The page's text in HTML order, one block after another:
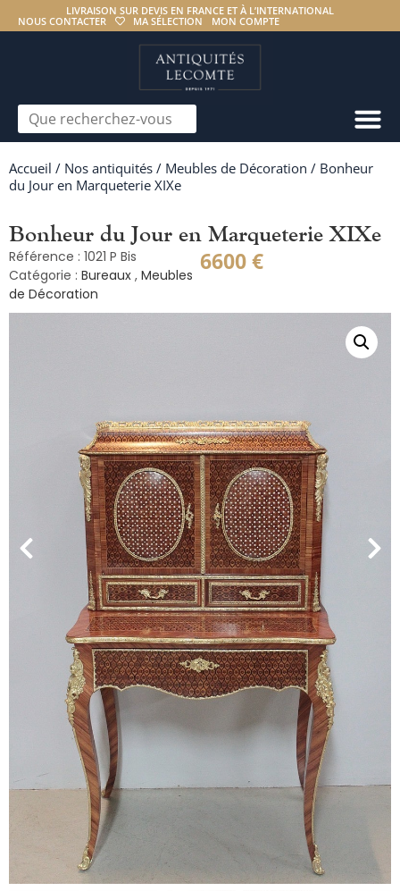
LIVRAISON SUR DEVIS EN FRANCE ET À L’INTERNATIONAL
NOUS CONTACTER
MA SÉLECTION MON COMPTE
Accueil / Nos antiquités / Meubles de Décoration / Bonheur
du Jour en Marqueterie XIXe
Bonheur du Jour en Marqueterie XIXe
Référence : 1021 P Bis
Catégorie : Bureaux , Meubles
de Décoration
6600€